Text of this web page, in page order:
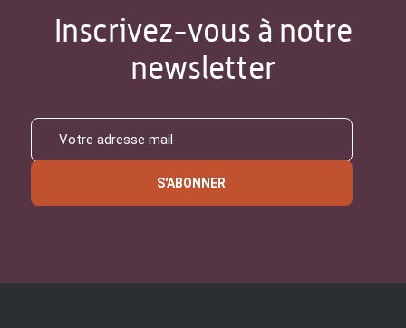
Inscrivez-vous à notre
newsletter
S'ABONNER